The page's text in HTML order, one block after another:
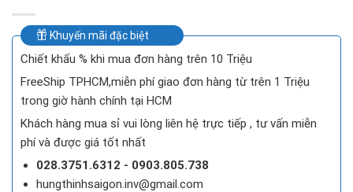
Khuyến mãi đặc biệt
Chiết khấu % khi mua đơn hàng trên 10 Triệu
FreeShip TPHCM,miễn phí giao đơn hàng từ trên 1 Triệu
trong giờ hành chính tại HCM
Khách hàng mua sỉ vui lòng liên hệ trực tiếp , tư vấn miễn
phí và được giá tốt nhất
028.3751.6312 - 0903.805.738
hungthinhsaigon.inv@gmail.com